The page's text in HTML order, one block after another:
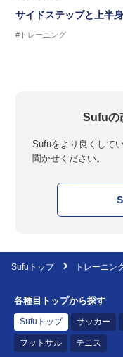
サイドステップと上半
#トレーニング
Sufuの
Sufuをより良くして
聞かせください。
Sufuトップ トレーニン
各種目トップから探す
Sufuトップ サッカー
フットサル テニス